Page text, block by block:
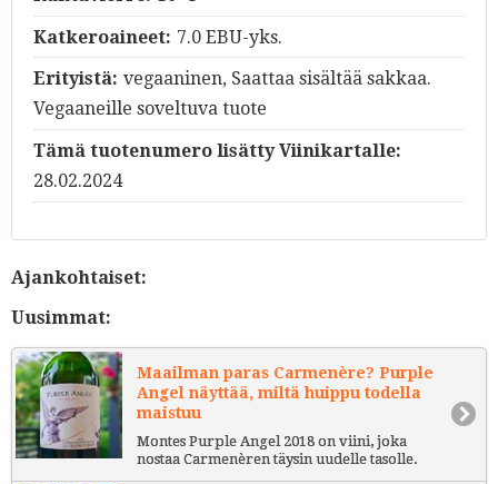
Katkeroaineet: 7.0 EBU-yks.
Erityistä: vegaaninen, Saattaa sisältää sakkaa.
Vegaaneille soveltuva tuote
Tämä tuotenumero lisätty Viinikartalle:
28.02.2024
Ajankohtaiset:
Uusimmat:
Maailman paras Carmenère? Purple
Angel näyttää, miltä huippu todella
maistuu
Montes Purple Angel 2018 on viini, joka
nostaa Carmenèren täysin uudelle tasolle.